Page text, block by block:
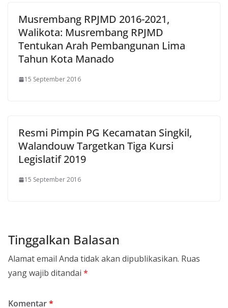
Musrembang RPJMD 2016-2021,
Walikota: Musrembang RPJMD
Tentukan Arah Pembangunan Lima
Tahun Kota Manado
15 September 2016
Resmi Pimpin PG Kecamatan Singkil,
Walandouw Targetkan Tiga Kursi
Legislatif 2019
15 September 2016
Tinggalkan Balasan
Alamat email Anda tidak akan dipublikasikan. Ruas
yang wajib ditandai *
Komentar*